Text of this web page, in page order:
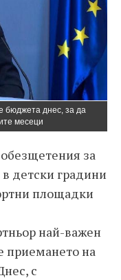
бюджета днес, за да
месеци
за
детски градини
площадки
най-важен
приемането на
с